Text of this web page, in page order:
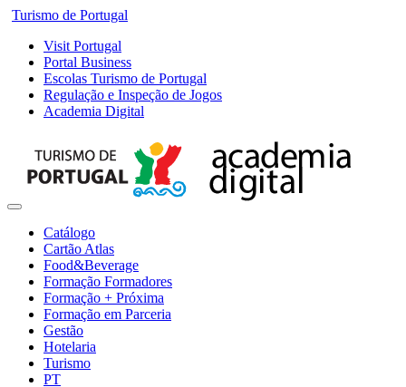
Turismo de Portugal
Visit Portugal
Portal Business
Escolas Turismo de Portugal
Regulação e Inspeção de Jogos
Academia Digital
Catálogo
Cartão Atlas
Food&Beverage
Formação Formadores
Formação + Próxima
Formação em Parceria
Gestão
Hotelaria
Turismo
PT